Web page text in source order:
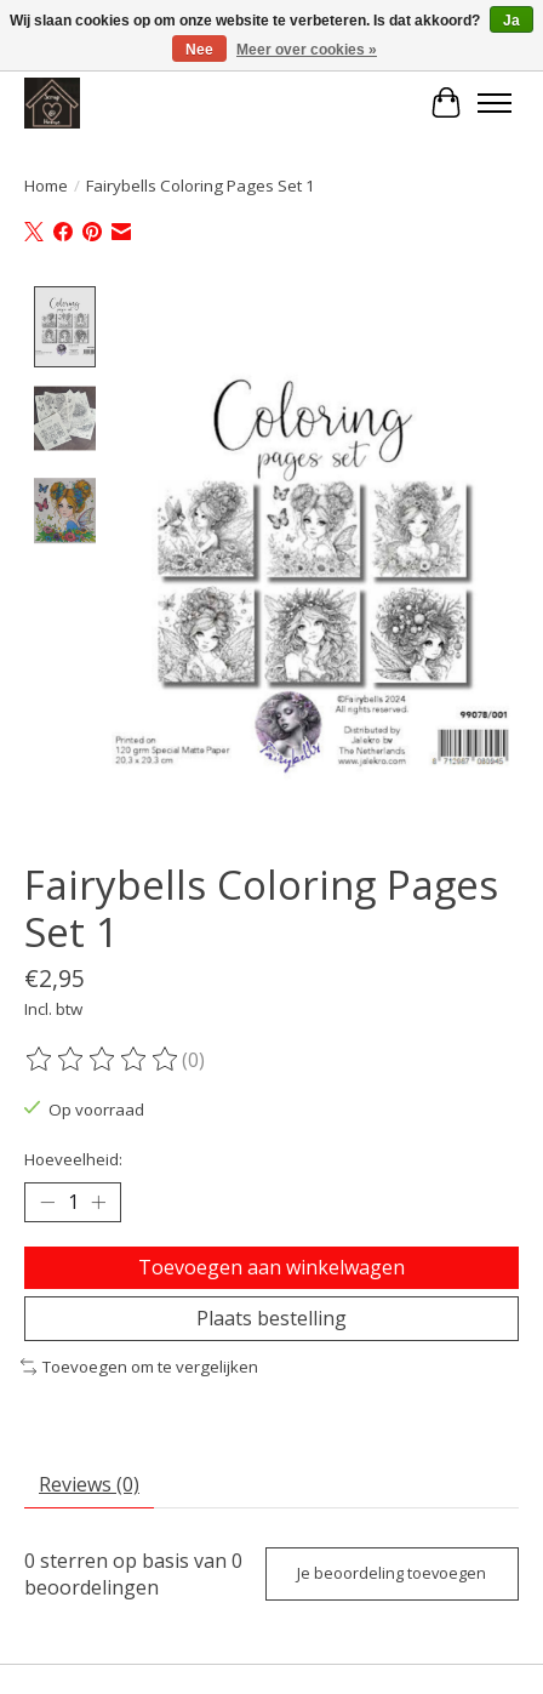
Large selection of products and fast shipping!
Home / Fairybells Coloring Pages Set 1
Fairybells Coloring Pages
Set 1
€2,95
Incl. btw
De beoordeling van dit product is
(0)
Op voorraad
Hoeveelheid:
Toevoegen aan winkelwagen
Plaats bestelling
Toevoegen om te vergelijken
Reviews (0)
0 sterren op basis van 0
beoordelingen
Je beoordeling toevoegen
Wij slaan cookies op om onze website te verbeteren. Is dat akkoord?
Ja
Nee
Meer over cookies »